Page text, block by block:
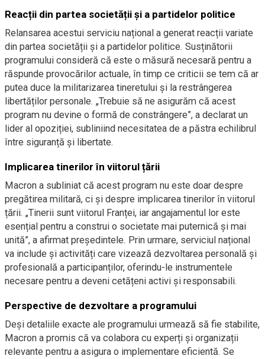
Reacții din partea societății și a partidelor politice
Relansarea acestui serviciu național a generat reacții variate
din partea societății și a partidelor politice. Susținătorii
programului consideră că este o măsură necesară pentru a
răspunde provocărilor actuale, în timp ce criticii se tem că ar
putea duce la militarizarea tineretului și la restrângerea
libertăților personale. „Trebuie să ne asigurăm că acest
program nu devine o formă de constrângere”, a declarat un
lider al opoziției, subliniind necesitatea de a păstra echilibrul
între siguranță și libertate.
Implicarea tinerilor în viitorul țării
Macron a subliniat că acest program nu este doar despre
pregătirea militară, ci și despre implicarea tinerilor în viitorul
țării. „Tinerii sunt viitorul Franței, iar angajamentul lor este
esențial pentru a construi o societate mai puternică și mai
unită”, a afirmat președintele. Prin urmare, serviciul național
va include și activități care vizează dezvoltarea personală și
profesională a participanților, oferindu-le instrumentele
necesare pentru a deveni cetățeni activi și responsabili.
Perspective de dezvoltare a programului
Deși detaliile exacte ale programului urmează să fie stabilite,
Macron a promis că va colabora cu experți și organizații
relevante pentru a asigura o implementare eficientă. Se